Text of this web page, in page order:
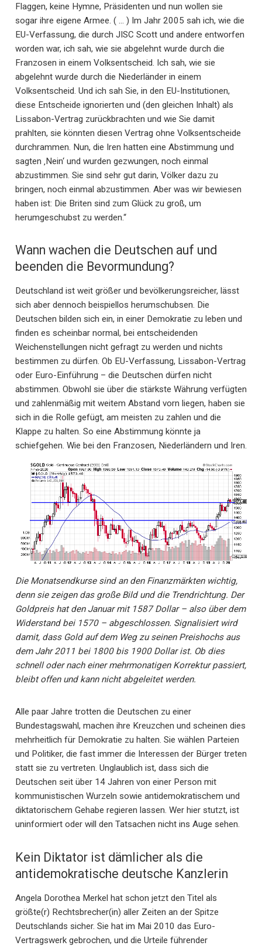
Flaggen, keine Hymne, Präsidenten und nun wollen sie
sogar ihre eigene Armee. ( … ) Im Jahr 2005 sah ich, wie die
EU-Verfassung, die durch JISC Scott und andere entworfen
worden war, ich sah, wie sie abgelehnt wurde durch die
Franzosen in einem Volksentscheid. Ich sah, wie sie
abgelehnt wurde durch die Niederländer in einem
Volksentscheid. Und ich sah Sie, in den EU-Institutionen,
diese Entscheide ignorierten und (den gleichen Inhalt) als
Lissabon-Vertrag zurückbrachten und wie Sie damit
prahlten, sie könnten diesen Vertrag ohne Volksentscheide
durchrammen. Nun, die Iren hatten eine Abstimmung und
sagten ‚Nein‘ und wurden gezwungen, noch einmal
abzustimmen. Sie sind sehr gut darin, Völker dazu zu
bringen, noch einmal abzustimmen. Aber was wir bewiesen
haben ist: Die Briten sind zum Glück zu groß, um
herumgeschubst zu werden.“
Wann wachen die Deutschen auf und
beenden die Bevormundung?
Deutschland ist weit größer und bevölkerungsreicher, lässt
sich aber dennoch beispiellos herumschubsen. Die
Deutschen bilden sich ein, in einer Demokratie zu leben und
finden es scheinbar normal, bei entscheidenden
Weichenstellungen nicht gefragt zu werden und nichts
bestimmen zu dürfen. Ob EU-Verfassung, Lissabon-Vertrag
oder Euro-Einführung – die Deutschen dürfen nicht
abstimmen. Obwohl sie über die stärkste Währung verfügten
und zahlenmäßig mit weitem Abstand vorn liegen, haben sie
sich in die Rolle gefügt, am meisten zu zahlen und die
Klappe zu halten. So eine Abstimmung könnte ja
schiefgehen. Wie bei den Franzosen, Niederländern und Iren.
Die Monatsendkurse sind an den Finanzmärkten wichtig,
denn sie zeigen das große Bild und die Trendrichtung. Der
Goldpreis hat den Januar mit 1587 Dollar – also über dem
Widerstand bei 1570 – abgeschlossen. Signalisiert wird
damit, dass Gold auf dem Weg zu seinen Preishochs aus
dem Jahr 2011 bei 1800 bis 1900 Dollar ist. Ob dies
schnell oder nach einer mehrmonatigen Korrektur passiert,
bleibt offen und kann nicht abgeleitet werden.
Alle paar Jahre trotten die Deutschen zu einer
Bundestagswahl, machen ihre Kreuzchen und scheinen dies
mehrheitlich für Demokratie zu halten. Sie wählen Parteien
und Politiker, die fast immer die Interessen der Bürger treten
statt sie zu vertreten. Unglaublich ist, dass sich die
Deutschen seit über 14 Jahren von einer Person mit
kommunistischen Wurzeln sowie antidemokratischem und
diktatorischem Gehabe regieren lassen. Wer hier stutzt, ist
uninformiert oder will den Tatsachen nicht ins Auge sehen.
Kein Diktator ist dämlicher als die
antidemokratische deutsche Kanzlerin
Angela Dorothea Merkel hat schon jetzt den Titel als
größte(r) Rechtsbrecher(in) aller Zeiten an der Spitze
Deutschlands sicher. Sie hat im Mai 2010 das Euro-
Vertragswerk gebrochen, und die Urteile führender